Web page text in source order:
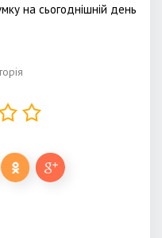
на сьогоднішній день